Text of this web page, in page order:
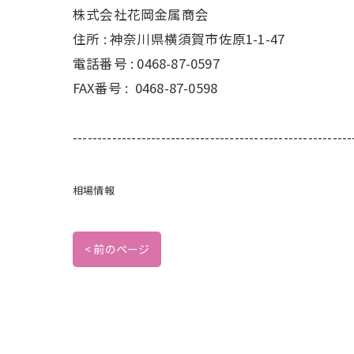
株式会社花岡金属商会
住所 : 神奈川県横須賀市佐原1-1-47
電話番号 : 0468-87-0597
FAX番号 : 0468-87-0598
相場情報
< 前のページ